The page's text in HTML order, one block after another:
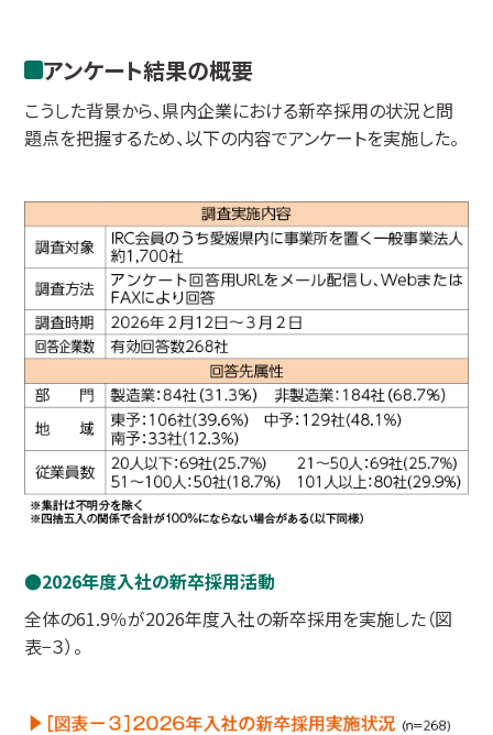
アンケート結果の概要
こうした背景から、県内企業における新卒採用の状況と問
題点を把握するため、以下の内容でアンケートを実施した。
2026年度入社の新卒採用活動
全体の61.9％が2026年度入社の新卒採用を実施した（図
表−３）。